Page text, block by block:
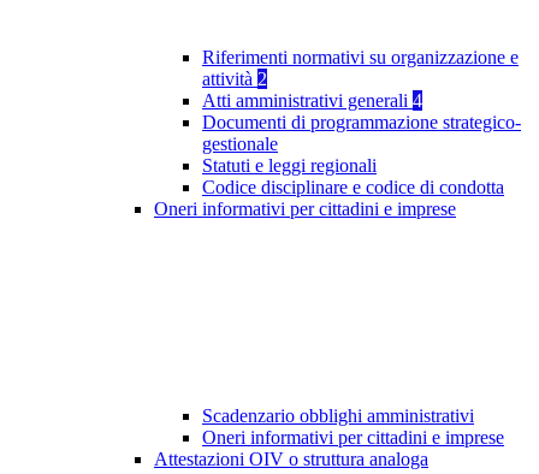
Riferimenti normativi su organizzazione e
attività 2
Atti amministrativi generali 4
Documenti di programmazione strategico-
gestionale
Statuti e leggi regionali
Codice disciplinare e codice di condotta
Oneri informativi per cittadini e imprese
Scadenzario obblighi amministrativi
Oneri informativi per cittadini e imprese
Attestazioni OIV o struttura analoga